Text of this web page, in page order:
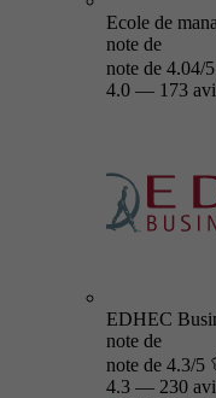
Ecole de
note de
note de 4.04/5
4.0 — 173
EDHEC
note de
note de 4.3/5
4.3 — 230